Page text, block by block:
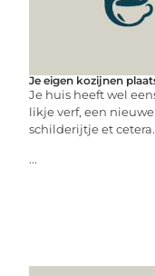
Je eigen kozijnen
Je huis heeft wel
likje verf, een
schilderijtje et
...